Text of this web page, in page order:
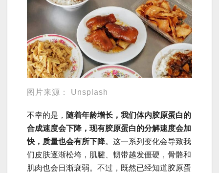
图片来源： Unsplash
不幸的是， 随着年龄增长，我们体内胶原蛋白的
合成速度会下降，现有胶原蛋白的分解速度会加
快，质量也会有所下降。这一系列变化会导致我
们皮肤逐渐松垮，肌腱、韧带越发僵硬，骨骼和
肌肉也会日渐衰弱。不过，既然已经知道胶原蛋